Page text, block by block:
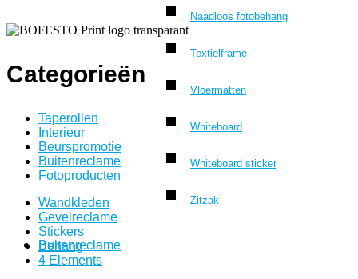
Naadloos fotobehang
Textielframe
Vloermatten
Whiteboard
Whiteboard sticker
Zitzak
Buitenreclame
Categorieën
Taperollen
Interieur
Beurspromotie
Buitenreclame
Fotoproducten
Wandkleden
Gevelreclame
Stickers
Behang
4 Elements